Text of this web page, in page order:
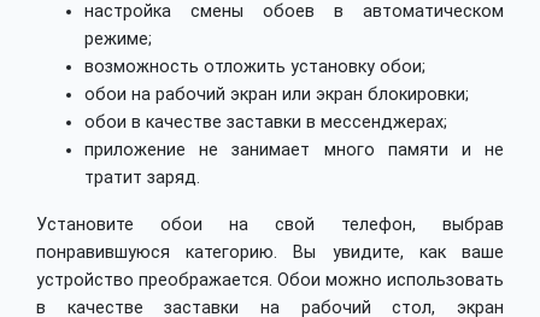
настройка смены обоев в автоматическом
режиме;
возможность отложить установку обои;
обои на рабочий экран или экран блокировки;
обои в качестве заставки в мессенджерах;
приложение не занимает много памяти и не
тратит заряд.
Установите обои на свой телефон, выбрав
понравившуюся категорию. Вы увидите, как ваше
устройство преображается. Обои можно использовать
в качестве заставки на рабочий стол, экран